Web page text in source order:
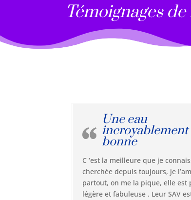
Témoignages
Une eau
incroyablement
bonne
C ‘est la meilleure que je
cherchée depuis toujours, je
partout, on me la pique, elle est
légère et fabuleuse . Leur SAV